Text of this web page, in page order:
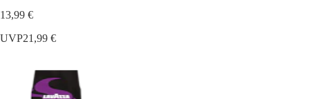
13,99 €
UVP21,99 €